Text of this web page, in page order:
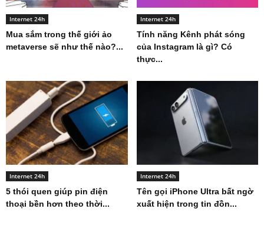
Internet 24h
Mua sắm trong thế giới ảo
metaverse sẽ như thế nào?...
Internet 24h
Tính năng Kênh phát sóng
của Instagram là gì? Có
thực...
Internet 24h
5 thói quen giúp pin điện
thoại bền hơn theo thời...
Internet 24h
Tên gọi iPhone Ultra bất ngờ
xuất hiện trong tin đồn...